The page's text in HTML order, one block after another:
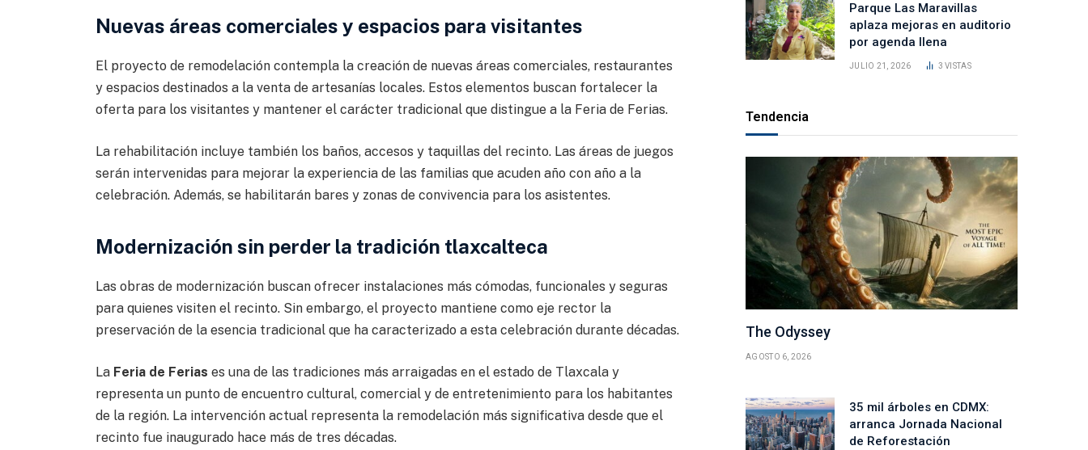
Nuevas áreas comerciales y espacios para visitantes
El proyecto de remodelación contempla la creación de nuevas áreas comerciales, restaurantes
y espacios destinados a la venta de artesanías locales. Estos elementos buscan fortalecer la
oferta para los visitantes y mantener el carácter tradicional que distingue a la Feria de Ferias.
La rehabilitación incluye también los baños, accesos y taquillas del recinto. Las áreas de juegos
serán intervenidas para mejorar la experiencia de las familias que acuden año con año a la
celebración. Además, se habilitarán bares y zonas de convivencia para los asistentes.
Modernización sin perder la tradición tlaxcalteca
Las obras de modernización buscan ofrecer instalaciones más cómodas, funcionales y seguras
para quienes visiten el recinto. Sin embargo, el proyecto mantiene como eje rector la
preservación de la esencia tradicional que ha caracterizado a esta celebración durante décadas.
La Feria de Ferias es una de las tradiciones más arraigadas en el estado de Tlaxcala y
representa un punto de encuentro cultural, comercial y de entretenimiento para los habitantes
de la región. La intervención actual representa la remodelación más significativa desde que el
recinto fue inaugurado hace más de tres décadas.
Parque Las Maravillas
aplaza mejoras en auditorio
por agenda llena
JULIO 21, 2026 3VISTAS
Tendencia
The Odyssey
AGOSTO 6, 2026
35 mil árboles en CDMX:
arranca Jornada Nacional
de Reforestación